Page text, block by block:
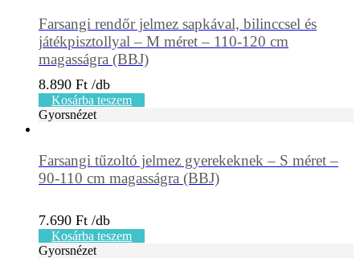
Farsangi rendőr jelmez sapkával, bilinccsel és
játékpisztollyal – M méret – 110-120 cm
magasságra (BBJ)
8.890 Ft
Kosárba teszem
Gyorsnézet
Farsangi tűzoltó jelmez gyerekeknek – S méret –
90-110 cm magasságra (BBJ)
7.690 Ft
Kosárba teszem
Gyorsnézet